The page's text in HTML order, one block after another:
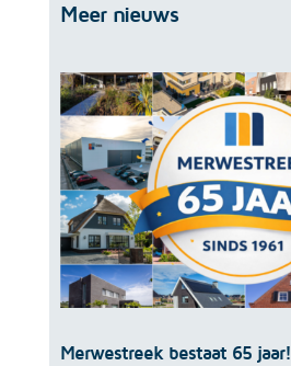
Meer nieuws
Merwestreek bestaat 65 jaar!